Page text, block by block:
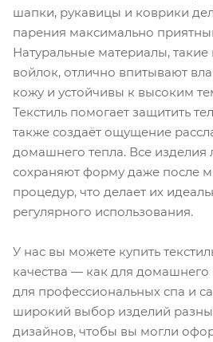
шапки, рукавицы и коврики
парения максимально
Натуральные материалы, такие
войлок, отлично впитывают
кожу и устойчивы к высоким
Текстиль помогает защитить
также создаёт ощущение
домашнего тепла. Все изделия
сохраняют форму даже после
процедур, что делает их
регулярного использования.
У нас вы можете купить
качества — как для домашнего
для профессиональных спа и
широкий выбор изделий
дизайнов, чтобы вы могли